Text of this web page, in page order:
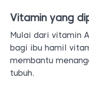
Vitamin yang
Mulai dari vitamin
bagi ibu hamil
membantu
tubuh.